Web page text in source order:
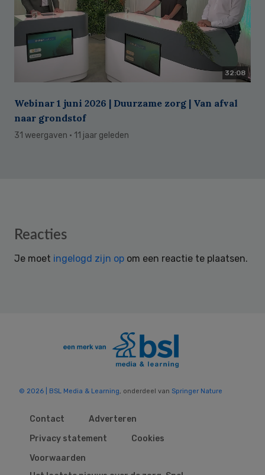
32:08
Webinar 1 juni 2026 | Duurzame zorg | Van afval
naar grondstof
31 weergaven · 11 jaar geleden
Reader
Reacties
Je moet ingelogd zijn op om een reactie te plaatsen.
© 2026 | BSL Media & Learning, onderdeel van Springer Nature
Contact
Adverteren
Privacy statement
Cookies
Voorwaarden